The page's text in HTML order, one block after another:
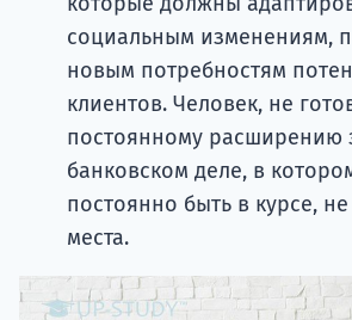
социальным изменениям,
новым потребностям
клиентов. Человек, не
постоянному расширению
банковском деле, в
постоянно быть в курсе,
места.